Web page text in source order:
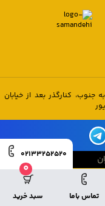
تماس باما
0
سبد خرید
02133252520
جنوب، کنارگذر بعد از خیابان